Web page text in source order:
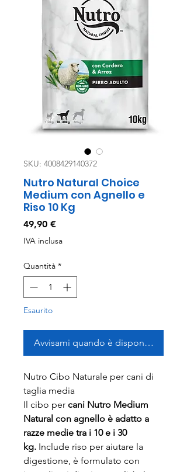
SKU: 4008429140372
Nutro Natural Choice
Medium con Agnello e
Riso 10 Kg
49,90 €Prezzo
IVA inclusa
Quantità *
Esaurito
Avvisami quando è disponibile
Nutro Cibo Naturale per cani di
taglia media
Il cibo per cani Nutro Medium
Natural con agnello è adatto a
razze medie tra i 10 e i 30
kg. Include riso per aiutare la
digestione, è formulato con